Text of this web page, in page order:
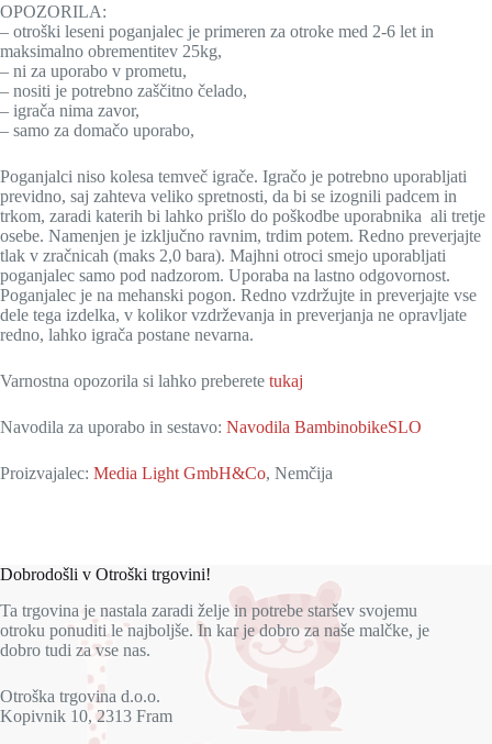
OPOZORILA:
– otroški leseni poganjalec je primeren za otroke med 2-6 let in
maksimalno obrementitev 25kg,
– ni za uporabo v prometu,
– nositi je potrebno zaščitno čelado,
– igrača nima zavor,
– samo za domačo uporabo,
Poganjalci niso kolesa temveč igrače. Igračo je potrebno uporabljati
previdno, saj zahteva veliko spretnosti, da bi se izognili padcem in
trkom, zaradi katerih bi lahko prišlo do poškodbe uporabnika ali tretje
osebe. Namenjen je izključno ravnim, trdim potem. Redno preverjajte
tlak v zračnicah (maks 2,0 bara). Majhni otroci smejo uporabljati
poganjalec samo pod nadzorom. Uporaba na lastno odgovornost.
Poganjalec je na mehanski pogon. Redno vzdržujte in preverjajte vse
dele tega izdelka, v kolikor vzdrževanja in preverjanja ne opravljate
redno, lahko igrača postane nevarna.
Varnostna opozorila si lahko preberete tukaj
Navodila za uporabo in sestavo: Navodila BambinobikeSLO
Proizvajalec: Media Light GmbH&Co, Nemčija
Dobrodošli v Otroški trgovini!
Ta trgovina je nastala zaradi želje in potrebe staršev svojemu
otroku ponuditi le najboljše. In kar je dobro za naše malčke, je
dobro tudi za vse nas.
Otroška trgovina d.o.o.
Kopivnik 10, 2313 Fram